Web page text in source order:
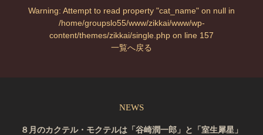
Warning: Attempt to read property "cat_name" on null in
/home/groupslo55/www/zikkai/www/wp-
content/themes/zikkai/single.php on line 157
一覧へ戻る
NEWS
８月のカクテル・モクテルは「谷崎潤一郎」と「室生犀星」